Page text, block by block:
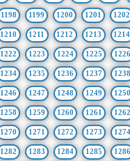
1198 1199 1200 1201 1202
1210 1211 1212 1213 1214
1222 1223 1224 1225 1226
1234 1235 1236 1237 1238
1246 1247 1248 1249 1250
1258 1259 1260 1261 1262
1270 1271 1272 1273 1274
1282 1283 1284 1285 1286